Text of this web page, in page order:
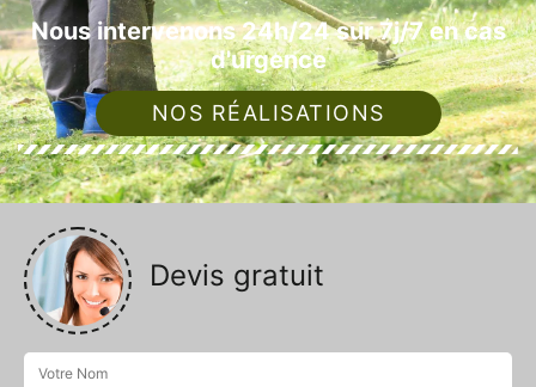
Nous intervenons 24h/24 sur 7j/7 en cas
d'urgence
NOS RÉALISATIONS
Devis gratuit